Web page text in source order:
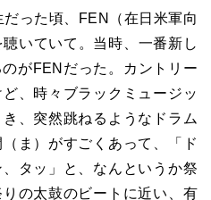
った頃、FEN（在日米軍向
いていて。当時、一番新し
がFENだった。カントリー
、時々ブラックミュージッ
、突然跳ねるようなドラム
ま）がすごくあって、「ド
タッ」と、なんというか祭
の太鼓のビートに近い、有